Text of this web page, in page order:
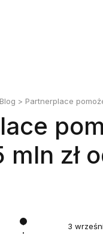
> Partnerplace
mln zł
3